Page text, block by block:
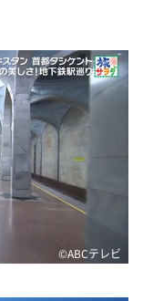
©️ABCテレビ